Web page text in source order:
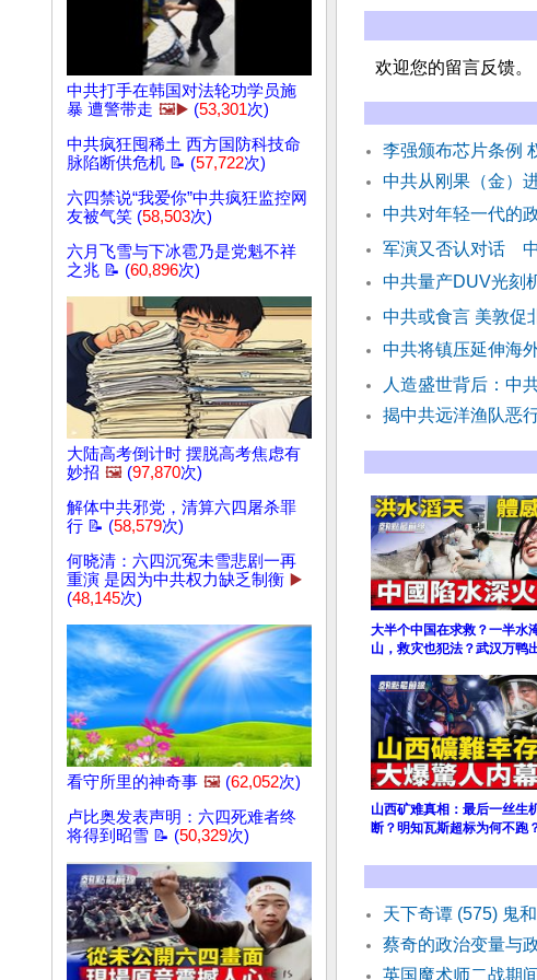
中共打手在韩国对法轮功学员施
暴 遭警带走 🖼️▶️ (53,301次)
中共疯狂囤稀土 西方国防科技命
脉陷断供危机 📝 (57,722次)
六四禁说“我爱你”中共疯狂监控网
友被气笑 (58,503次)
六月飞雪与下冰雹乃是党魁不祥
之兆 📝 (60,896次)
大陆高考倒计时 摆脱高考焦虑有
妙招 🖼️ (97,870次)
解体中共邪党，清算六四屠杀罪
行 📝 (58,579次)
何晓清：六四沉冤未雪悲剧一再
重演 是因为中共权力缺乏制衡 ▶️
(48,145次)
看守所里的神奇事 🖼️ (62,052次)
卢比奥发表声明：六四死难者终
将得到昭雪 📝 (50,329次)
欢迎您的留言反馈。
李强颁布芯片条例
中共从刚果（金）
中共对年轻一代的
军演又否认对话
中共量产DUV光刻
中共或食言 美敦促
中共将镇压延伸海
人造盛世背后：中
揭中共远洋渔队恶
大半个中国在求救？一半水
山，救灾也犯法？武汉万鸭
山西矿难真相：最后一丝生
断？明知瓦斯超标为何不跑
天下奇谭 (575) 鬼
蔡奇的政治变量与
英国魔术师二战期